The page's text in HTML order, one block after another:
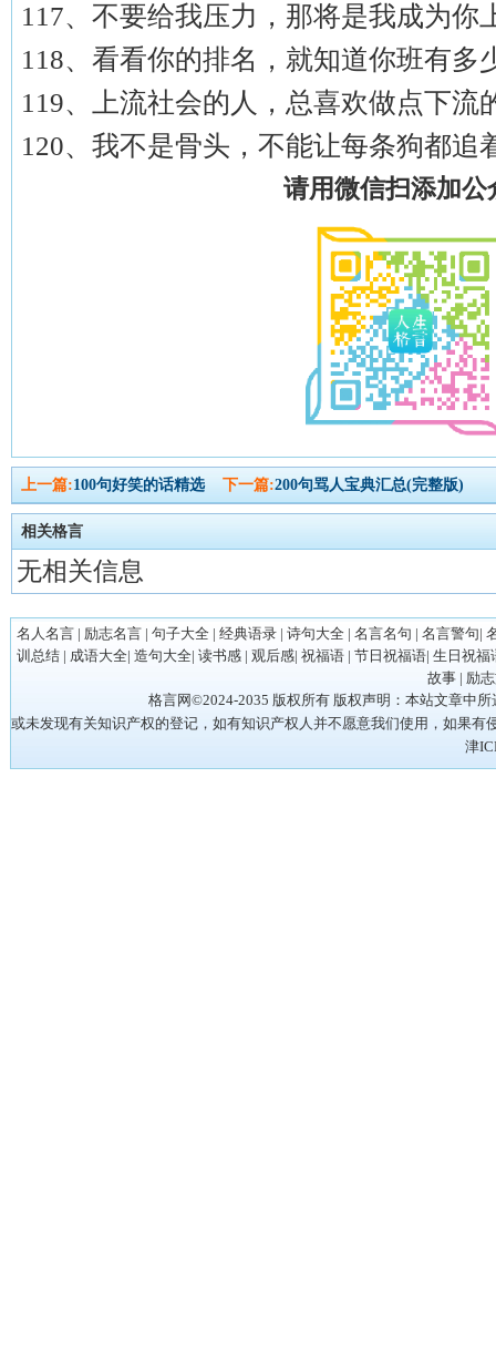
117、不要给我压力，那将是我成为你
118、看看你的排名，就知道你班有多
119、上流社会的人，总喜欢做点下流
120、我不是骨头，不能让每条狗都追
请用微信扫添加公
上一篇:100句好笑的话精选 下一篇:200句骂人宝典汇总(完整版)
相关格言
无相关信息
名人名言| 励志名言| 句子大全| 经典语录| 诗句大全| 名言名句 | 名言警句|
训总结| 成语大全| 造句大全| 读书感| 观后感| 祝福语| 节日祝福语| 生日祝福
故事| 励
格言网©2024-2035 版权所有 版权声明：本站文章中
或未发现有关知识产权的登记，如有知识产权人并不愿意我们使用，如果有
津